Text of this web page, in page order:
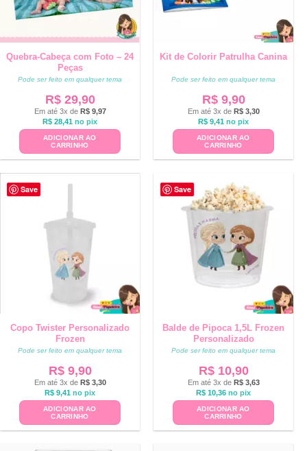
Quebra-Cabeça com Foto – 24
Peças
Pode ser feito em qualquer tema
R$29,90
Em até 3x de R$9,97
R$ 28,41 no pix
ADICIONAR AO
CARRINHO
Kit de Colorir Patrulha Canina
Pode ser feito em qualquer tema
R$9,90
Em até 3x de R$3,30
R$ 9,41 no pix
ADICIONAR AO
CARRINHO
Save
Copo Twister Personalizado
Frozen
Pode ser feito em qualquer tema
R$9,90
Em até 3x de R$3,30
R$ 9,41 no pix
ADICIONAR AO
CARRINHO
Save
Balde de Pipoca 1,5L Frozen
Personalizado
Pode ser feito em qualquer tema
R$10,90
Em até 3x de R$3,63
R$ 10,36 no pix
ADICIONAR AO
CARRINHO